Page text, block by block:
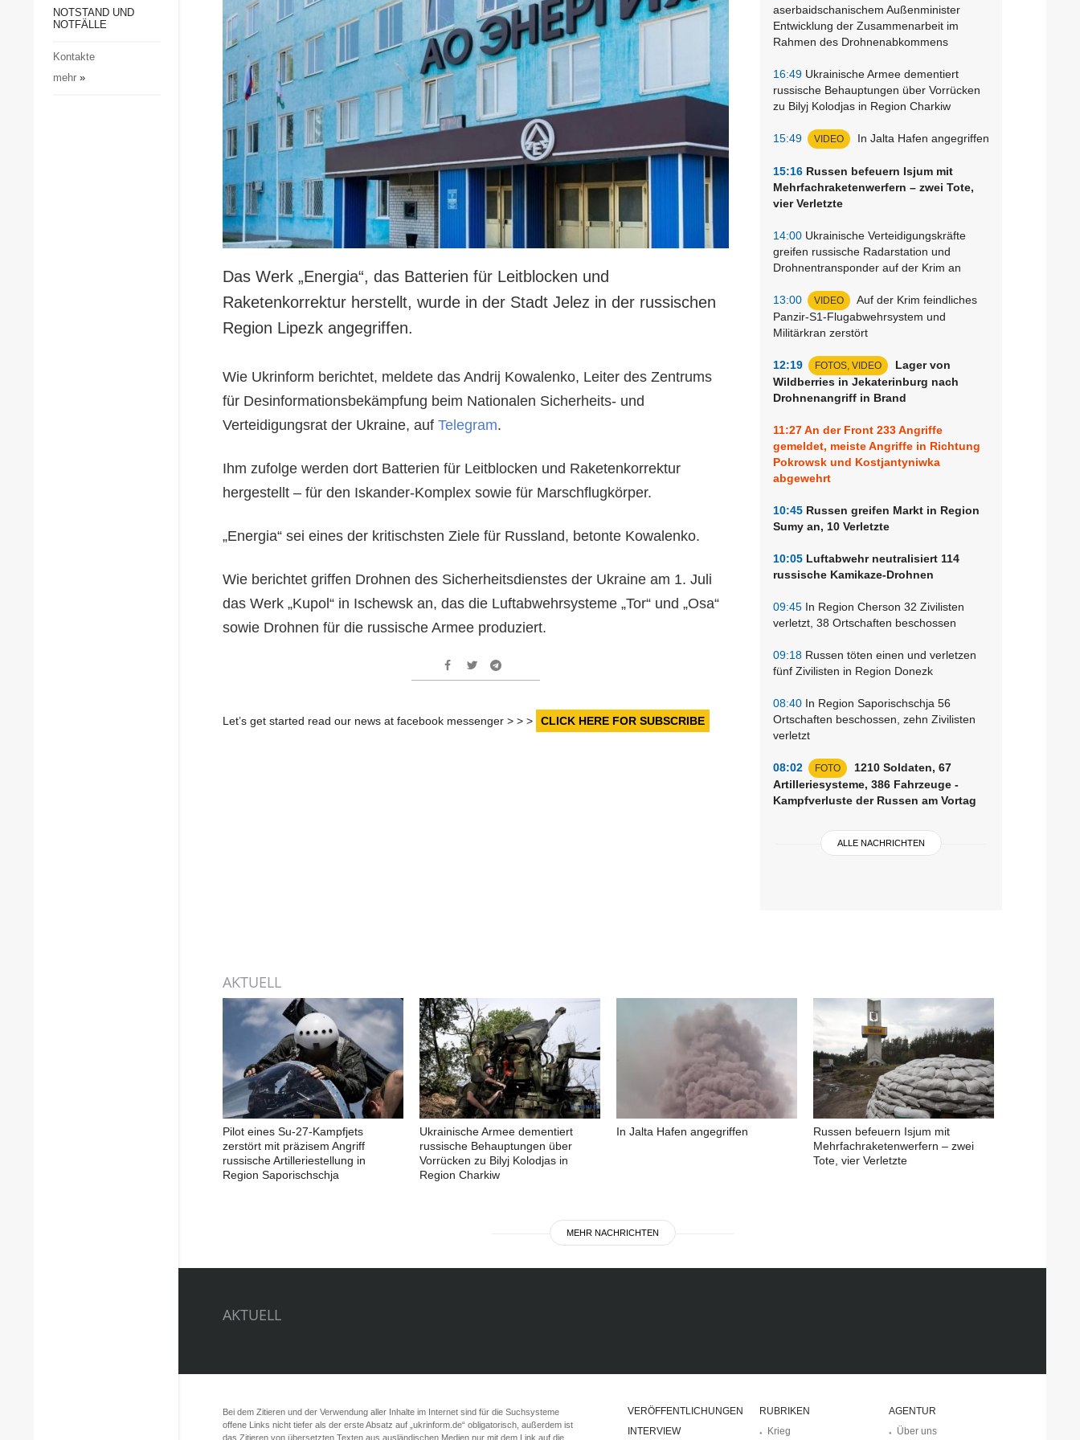
Gesellschaft und Kultur
Notstand und Notfälle
NOTSTAND UND
NOTFÄLLE
Kontakte
mehr»
aserbaidschanischem Außenminister
Entwicklung der Zusammenarbeit im
Rahmen des Drohnenabkommens
16:49 Ukrainische Armee dementiert
russische Behauptungen über Vorrücken
zu Bilyj Kolodjas in Region Charkiw
15:49 VIDEO In Jalta Hafen angegriffen
15:16 Russen befeuern Isjum mit
Mehrfachraketenwerfern – zwei Tote,
vier Verletzte
14:00 Ukrainische Verteidigungskräfte
greifen russische Radarstation und
Drohnentransponder auf der Krim an
13:00 VIDEO
Auf der Krim feindliches
Panzir-S1-Flugabwehrsystem und
Militärkran zerstört
12:19 FOTOS, VIDEO
Lager von
Wildberries in Jekaterinburg nach
Drohnenangriff in Brand
11:27An der Front 233 Angriffe
gemeldet, meiste Angriffe in Richtung
Pokrowsk und Kostjantyniwka
abgewehrt
10:45 Russen greifen Markt in Region
Sumy an, 10 Verletzte
10:05 Luftabwehr neutralisiert 114
russische Kamikaze-Drohnen
09:45 In Region Cherson 32 Zivilisten
verletzt, 38 Ortschaften beschossen
09:18 Russen töten einen und verletzen
fünf Zivilisten in Region Donezk
08:40 In Region Saporischschja 56
Ortschaften beschossen, zehn Zivilisten
verletzt
08:02 FOTO
1210 Soldaten, 67
Artilleriesysteme, 386 Fahrzeuge -
Kampfverluste der Russen am Vortag
ALLE NACHRICHTEN
Das Werk „Energia“, das Batterien für Leitblocken und
Raketenkorrektur herstellt, wurde in der Stadt Jelez in der russischen
Region Lipezk angegriffen.
Wie Ukrinform berichtet, meldete das Andrij Kowalenko, Leiter des Zentrums
für Desinformationsbekämpfung beim Nationalen Sicherheits- und
Verteidigungsrat der Ukraine, auf Telegram.
Ihm zufolge werden dort Batterien für Leitblocken und Raketenkorrektur
hergestellt – für den Iskander-Komplex sowie für Marschflugkörper.
„Energia“ sei eines der kritischsten Ziele für Russland, betonte Kowalenko.
Wie berichtet griffen Drohnen des Sicherheitsdienstes der Ukraine am 1. Juli
das Werk „Kupol“ in Ischewsk an, das die Luftabwehrsysteme „Tor“ und „Osa“
sowie Drohnen für die russische Armee produziert.
Let’s get started read our news at facebook messenger > > > CLICK HERE FOR SUBSCRIBE
AKTUELL
Pilot eines Su-27-Kampfjets
zerstört mit präzisem Angriff
russische Artilleriestellung in
Region Saporischschja
Ukrainische Armee dementiert
russische Behauptungen über
Vorrücken zu Bilyj Kolodjas in
Region Charkiw
In Jalta Hafen angegriffen
Russen befeuern Isjum mit
Mehrfachraketenwerfern – zwei
Tote, vier Verletzte
MEHR NACHRICHTEN
AKTUELL
RUBRIKEN
Krieg
AGENTUR
Über uns
VERÖFFENTLICHUNGEN
INTERVIEW
Bei dem Zitieren und der Verwendung aller Inhalte im Internet sind für die Suchsysteme
offene Links nicht tiefer als der erste Absatz auf „ukrinform.de“ obligatorisch, außerdem ist
das Zitieren von übersetzten Texten aus ausländischen Medien nur mit dem Link auf die